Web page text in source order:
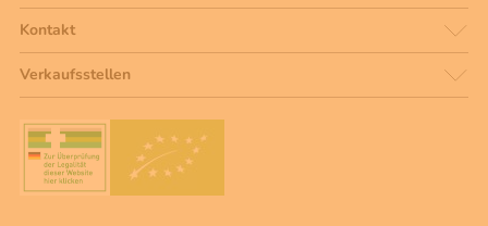
Kontakt
Verkaufsstellen